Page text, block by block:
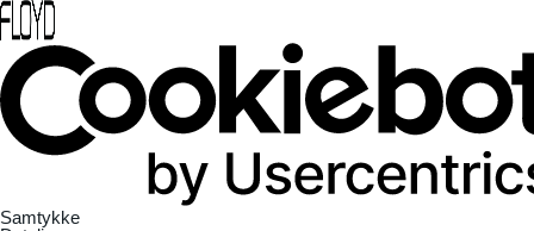
Samtykke